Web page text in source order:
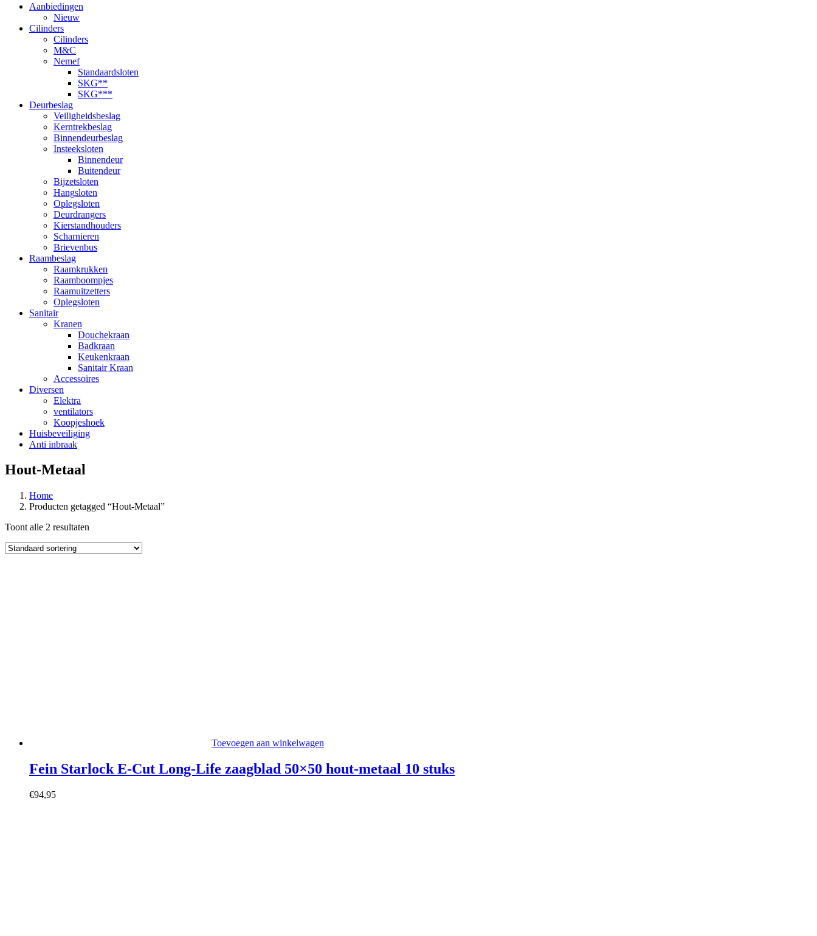
Aanbiedingen
Nieuw
Cilinders
Cilinders
M&C
Nemef
Standaardsloten
SKG**
SKG***
Deurbeslag
Veiligheidsbeslag
Kerntrekbeslag
Binnendeurbeslag
Insteeksloten
Binnendeur
Buitendeur
Bijzetsloten
Hangsloten
Oplegsloten
Deurdrangers
Kierstandhouders
Scharnieren
Brievenbus
Raambeslag
Raamkrukken
Raamboompjes
Raamuitzetters
Oplegsloten
Sanitair
Kranen
Douchekraan
Badkraan
Keukenkraan
Sanitair Kraan
Accessoires
Diversen
Elektra
ventilators
Koopjeshoek
Huisbeveiliging
Anti inbraak
Hout-Metaal
Home
Producten getagged “Hout-Metaal”
Toont alle 2 resultaten
Toevoegen aan winkelwagen
Fein Starlock E-Cut Long-Life zaagblad 50×50 hout-metaal 10 stuks
€94,95